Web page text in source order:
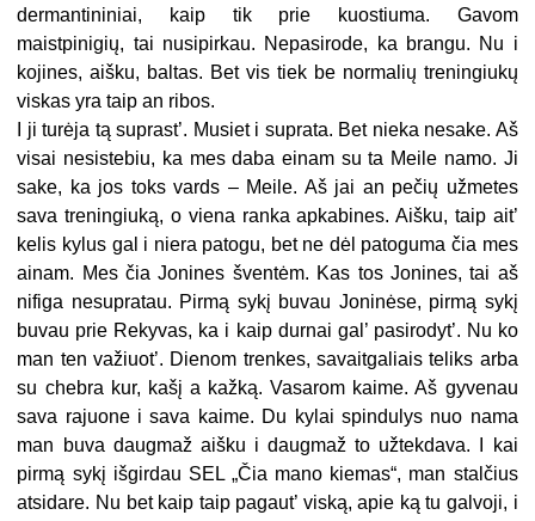
dermantininiai, kaip tik prie kuostiuma. Gavom
maistpinigių, tai nusipirkau. Nepasirode, ka brangu. Nu i
kojines, aišku, baltas. Bet vis tiek be normalių treningiukų
viskas yra taip an ribos.
I ji turėja tą suprast’. Musiet i suprata. Bet nieka nesake. Aš
visai nesistebiu, ka mes daba einam su ta Meile namo. Ji
sake, ka jos toks vards – Meile. Aš jai an pečių užmetes
sava treningiuką, o viena ranka apkabines. Aišku, taip ait’
kelis kylus gal i niera patogu, bet ne dėl patoguma čia mes
ainam. Mes čia Jonines šventėm. Kas tos Jonines, tai aš
nifiga nesupratau. Pirmą sykį buvau Joninėse, pirmą sykį
buvau prie Rekyvas, ka i kaip durnai gal’ pasirodyt’. Nu ko
man ten važiuot’. Dienom trenkes, savaitgaliais teliks arba
su chebra kur, kašį a kažką. Vasarom kaime. Aš gyvenau
sava rajuone i sava kaime. Du kylai spindulys nuo nama
man buva daugmaž aišku i daugmaž to užtekdava. I kai
pirmą sykį išgirdau SEL „Čia mano kiemas“, man stalčius
atsidare. Nu bet kaip taip pagaut’ viską, apie ką tu galvoji, i